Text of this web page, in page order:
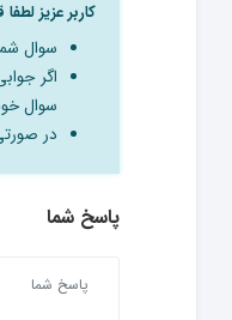
کاربر عزیز
سوال
اگر
سوال
در
پاسخ شما